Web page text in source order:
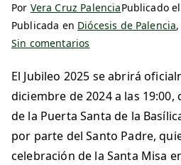
Por Vera Cruz PalenciaPublicado el
Publicada en Diócesis de Palencia,
Sin comentarios
El Jubileo 2025 se abrirá
diciembre de 2024 a las
de la Puerta Santa de la
por parte del Santo Padre,
celebración de la Santa Misa